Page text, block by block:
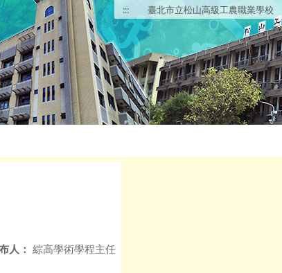
::: 臺北市立松山高級工農職業學校
人： 綜高學術學程主任